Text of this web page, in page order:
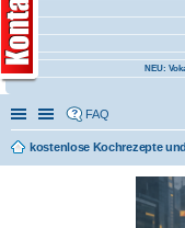
NEU:
Schnellzugriff
Linkliste
FAQ
kostenlose Kochrezepte